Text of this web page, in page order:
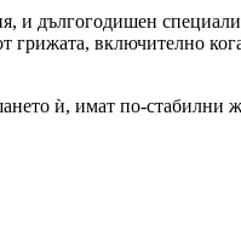
и дългогодишен
включително
ѝ, имат по-стабилни